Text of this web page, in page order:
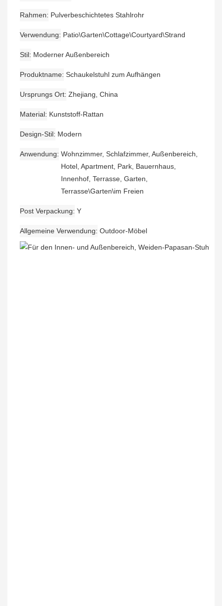
Rahmen Pulverbeschichtetes Stahlrohr
Verwendung Patio\Garten\Cottage\Courtyard\Strand
Stil Moderner Außenbereich
Produktname Schaukelstuhl zum Aufhängen
Ursprungs Ort Zhejiang, China
Material Kunststoff-Rattan
Design-Stil Modern
Anwendung Wohnzimmer, Schlafzimmer, Außenbereich,
Hotel, Apartment, Park, Bauernhaus,
Innenhof, Terrasse, Garten,
Terrasse\Garten\im Freien
Post Verpackung Y
Allgemeine Verwendung Outdoor-Möbel